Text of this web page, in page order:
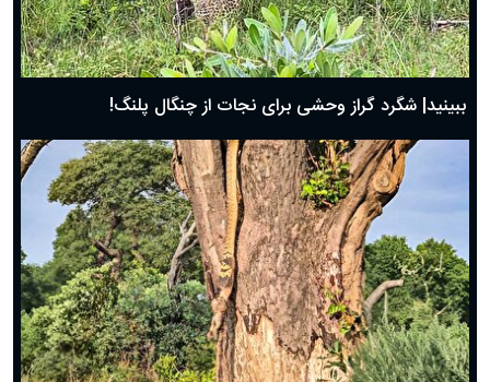
ببینید| شگرد گراز وحشی برای نجات از چنگال پلنگ!